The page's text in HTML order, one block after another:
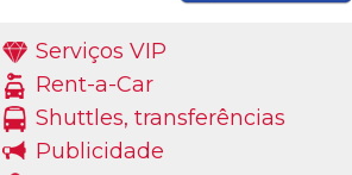
Serviços VIP
Rent-a-Car
Shuttles, transferências
Publicidade